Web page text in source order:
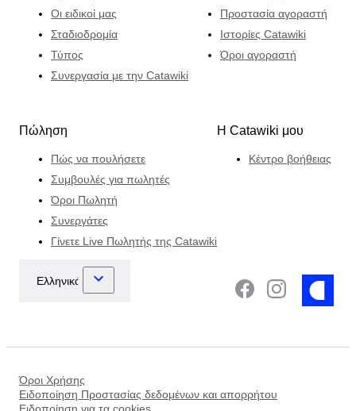
Οι ειδικοί μας
Σταδιοδρομία
Τύπος
Συνεργασία με την Catawiki
Προστασία αγοραστή
Ιστορίες Catawiki
Όροι αγοραστή
Πώληση
Πώς να πουλήσετε
Συμβουλές για πωλητές
Όροι Πωλητή
Συνεργάτες
Γίνετε Live Πωλητής της Catawiki
Η Catawiki μου
Κέντρο βοήθειας
Όροι Χρήσης
Ειδοποίηση Προστασίας δεδομένων και απορρήτου
Ειδοποίηση για τα cookies